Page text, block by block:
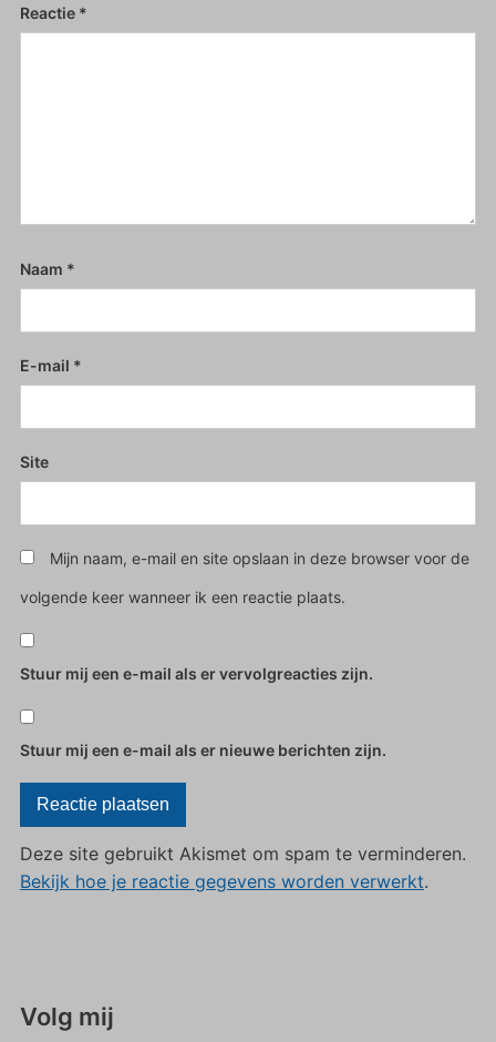
Reactie *
Naam *
E-mail *
Site
Mijn naam, e-mail en site opslaan in deze browser voor de
volgende keer wanneer ik een reactie plaats.
Stuur mij een e-mail als er vervolgreacties zijn.
Stuur mij een e-mail als er nieuwe berichten zijn.
Deze site gebruikt Akismet om spam te verminderen.
Bekijk hoe je reactie gegevens worden verwerkt.
Volg mij